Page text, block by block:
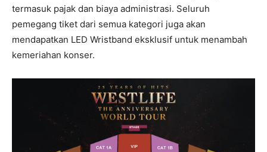
termasuk pajak dan biaya administrasi. Seluruh
pemegang tiket dari semua kategori juga akan
mendapatkan LED Wristband eksklusif untuk menambah
kemeriahan konser.